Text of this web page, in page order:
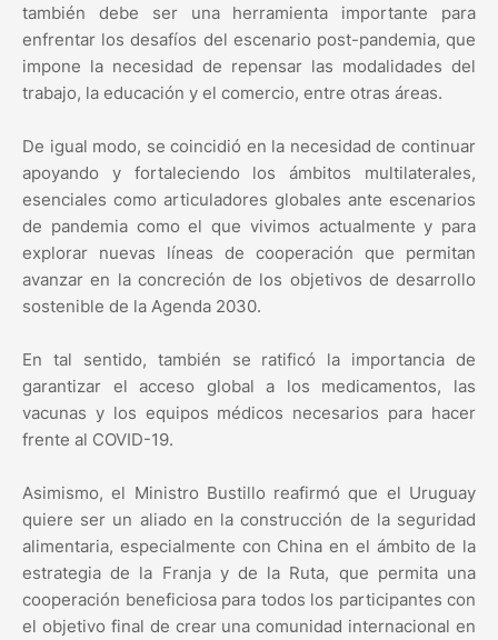
también debe ser una herramienta importante para
enfrentar los desafíos del escenario post-pandemia, que
impone la necesidad de repensar las modalidades del
trabajo, la educación y el comercio, entre otras áreas.
De igual modo, se coincidió en la necesidad de continuar
apoyando y fortaleciendo los ámbitos multilaterales,
esenciales como articuladores globales ante escenarios
de pandemia como el que vivimos actualmente y para
explorar nuevas líneas de cooperación que permitan
avanzar en la concreción de los objetivos de desarrollo
sostenible de la Agenda 2030.
En tal sentido, también se ratificó la importancia de
garantizar el acceso global a los medicamentos, las
vacunas y los equipos médicos necesarios para hacer
frente al COVID-19.
Asimismo, el Ministro Bustillo reafirmó que el Uruguay
quiere ser un aliado en la construcción de la seguridad
alimentaria, especialmente con China en el ámbito de la
estrategia de la Franja y de la Ruta, que permita una
cooperación beneficiosa para todos los participantes con
el objetivo final de crear una comunidad internacional en